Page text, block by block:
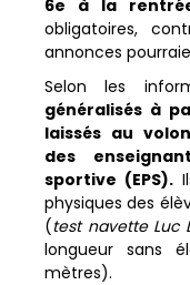
6e à la
obligatoires,
annonces
Selon les
généralisés à
laissés au
des
sportive (EPS).
physiques des
(test navette Luc
longueur sans
mètres).